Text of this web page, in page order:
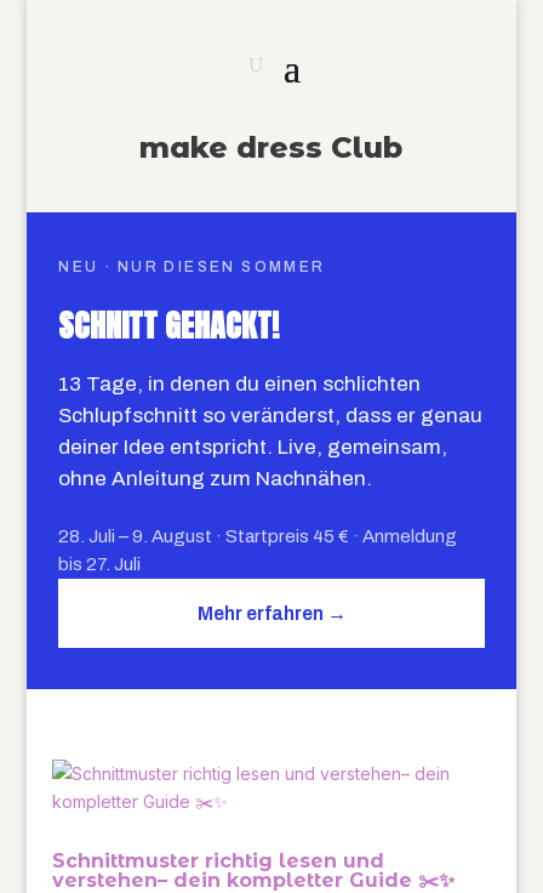
make dress Club
NEU · NUR DIESEN SOMMER
SCHNITT GEHACKT!
13 Tage, in denen du einen schlichten
Schlupfschnitt so veränderst, dass er genau
deiner Idee entspricht. Live, gemeinsam,
ohne Anleitung zum Nachnähen.
28. Juli – 9. August · Startpreis 45 € · Anmeldung
bis 27. Juli
Mehr erfahren →
Schnittmuster richtig lesen und
verstehen– dein kompletter Guide ✂️✨